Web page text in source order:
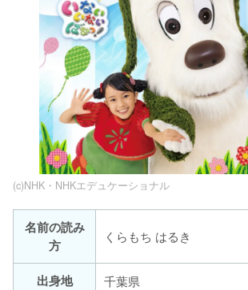
(c)NHK・NHKエデュケーショナル
名前の読み
方
くらもち はるき
出身地
千葉県